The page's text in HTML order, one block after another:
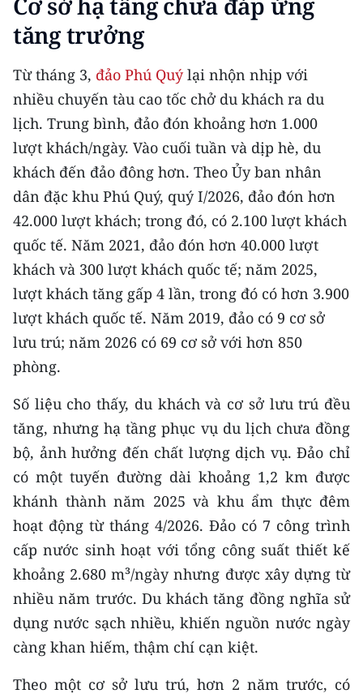
MỘT SẢN PHẨM
RADIO
MEDIA CENTER
E-Magazine
Video
Media Chính trị
Media Kinh tế
Media Văn hóa
Media Xã hội
Media Pháp luật
Media Du lịch
Media Thế giới
Media Thể thao
Media Giáo dục
Media Y tế
Media Khoa học - Công nghệ
Media Môi trường
Ảnh
Infographic
tăng trưởng
Từ tháng 3, đảo Phú Quýlại nhộn nhịp với
nhiều chuyến tàu cao tốc chở du khách ra du
lịch. Trung bình, đảo đón khoảng hơn 1.000
lượt khách/ngày. Vào cuối tuần và dịp hè, du
khách đến đảo đông hơn. Theo Ủy ban nhân
dân đặc khu Phú Quý, quý I/2026, đảo đón hơn
42.000 lượt khách; trong đó, có 2.100 lượt khách
quốc tế. Năm 2021, đảo đón hơn 40.000 lượt
khách và 300 lượt khách quốc tế; năm 2025,
lượt khách tăng gấp 4 lần, trong đó có hơn 3.900
lượt khách quốc tế. Năm 2019, đảo có 9 cơ sở
lưu trú; năm 2026 có 69 cơ sở với hơn 850
phòng.
Số liệu cho thấy, du khách và cơ sở lưu trú đều
tăng, nhưng hạ tầng phục vụ du lịch chưa đồng
bộ, ảnh hưởng đến chất lượng dịch vụ. Đảo chỉ
có một tuyến đường dài khoảng 1,2 km được
khánh thành năm 2025 và khu ẩm thực đêm
hoạt động từ tháng 4/2026. Đảo có 7 công trình
cấp nước sinh hoạt với tổng công suất thiết kế
khoảng 2.680 m³/ngày nhưng được xây dựng từ
nhiều năm trước. Du khách tăng đồng nghĩa sử
dụng nước sạch nhiều, khiến nguồn nước ngày
càng khan hiếm, thậm chí cạn kiệt.
Theo một cơ sở lưu trú, hơn 2 năm trước, có